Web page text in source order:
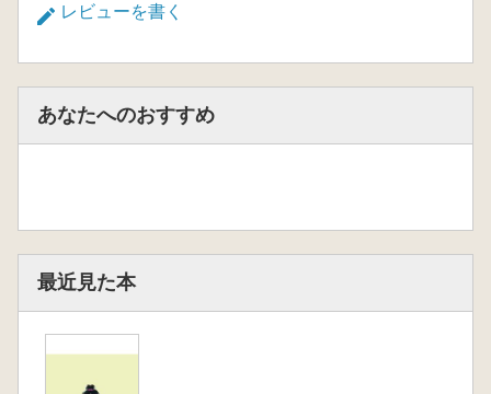
レビューを書く
あなたへのおすすめ
最近見た本